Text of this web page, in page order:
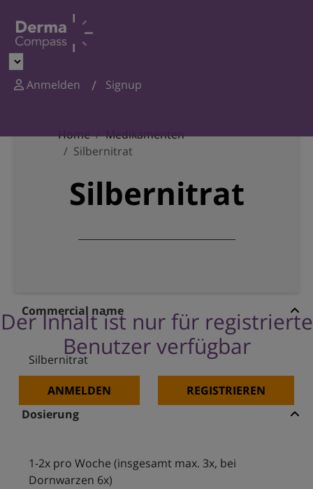
Anmelden Signup
Home
Medikamenten
Silbernitrat
Silbernitrat
Der Inhalt ist nur für registrierte
Benutzer verfügbar
ANMELDEN REGISTRIEREN
Commercial name
Silbernitrat
Dosierung
1-2x pro Woche (insgesamt max. 3x, bei
Dornwarzen 6x)